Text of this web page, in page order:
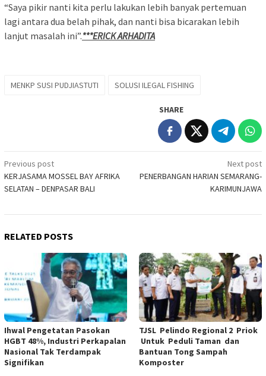
“Saya pikir nanti kita perlu lakukan lebih banyak pertemuan
lagi antara dua belah pihak, dan nanti bisa bicarakan lebih
lanjut masalah ini”.***ERICK ARHADITA
MENKP SUSI PUDJIASTUTI SOLUSI ILEGAL FISHING
SHARE
Post
navigation
Previous post
KERJASAMA MOSSEL BAY AFRIKA
SELATAN – DENPASAR BALI
Next post
PENERBANGAN HARIAN SEMARANG-
KARIMUNJAWA
RELATED POSTS
Ihwal Pengetatan Pasokan
HGBT 48%, Industri Perkapalan
Nasional Tak Terdampak
Signifikan
TJSL Pelindo Regional 2 Priok
Untuk Peduli Taman dan
Bantuan Tong Sampah
Komposter